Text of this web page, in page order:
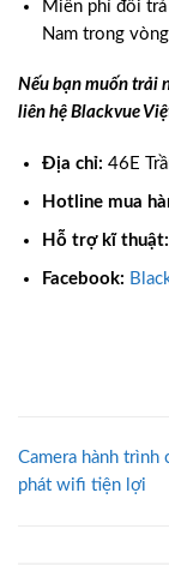
Miễn phí đổi
Nam trong vòng
Nếu bạn muốn trải
liên hệ Blackvue
Địa chỉ: 46E
Hotline mua
Hỗ trợ kĩ thuật:
Facebook:
Camera hành trình
phát wifi tiện lợi